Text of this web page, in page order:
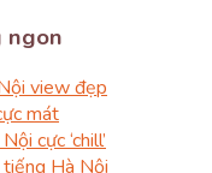
ngon
view đẹp
mát
cực ‘chill’
Hà Nội